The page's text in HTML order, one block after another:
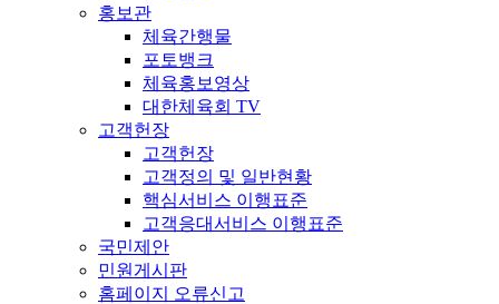
홍보관
체육간행물
포토뱅크
체육홍보영상
대한체육회 TV
고객헌장
고객헌장
고객정의 및 일반현황
핵심서비스 이행표준
고객응대서비스 이행표준
국민제안
민원게시판
홈페이지 오류신고